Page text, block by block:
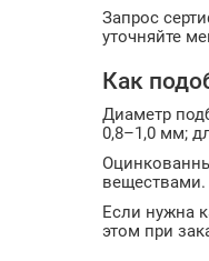
Запрос
уточняйте
Как
Диаметр
0,8–1,0 мм;
веществами.
Если нужна
этом при